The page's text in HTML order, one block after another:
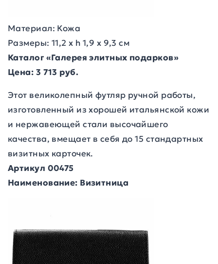
Материал: Кожа
Размеры: 11,2 х h 1,9 х 9,3 см
Каталог «Галерея элитных подарков»
Цена: 3 713 руб.
Этот великолепный футляр ручной работы,
изготовленный из хорошей итальянской кожи
и нержавеющей стали высочайшего
качества, вмещает в себя до 15 стандартных
визитных карточек.
Артикул 00475
Наименование: Визитница